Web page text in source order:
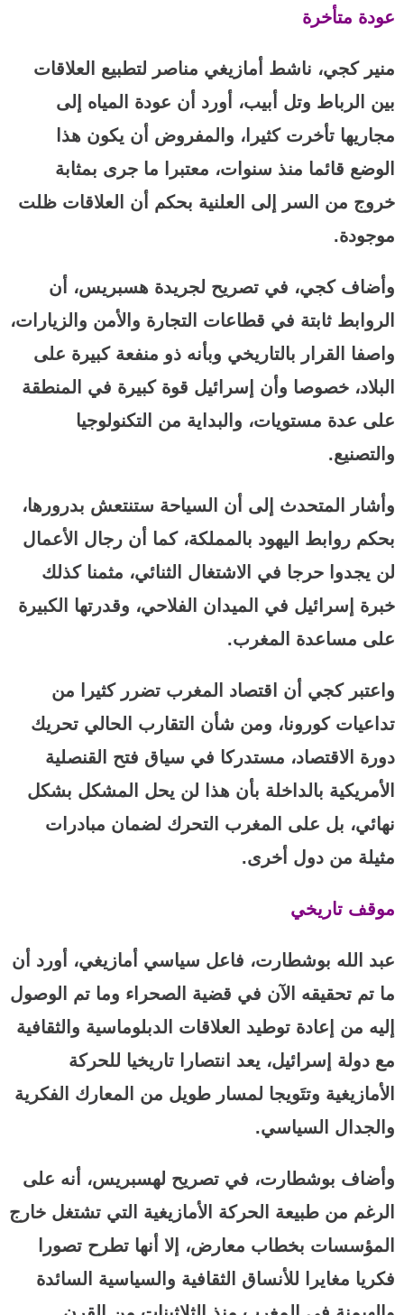
عودة متأخرة
منير كجي، ناشط أمازيغي مناصر لتطبيع العلاقات
بين الرباط وتل أبيب، أورد أن عودة المياه إلى
مجاريها تأخرت كثيرا، والمفروض أن يكون هذا
الوضع قائما منذ سنوات، معتبرا ما جرى بمثابة
خروج من السر إلى العلنية بحكم أن العلاقات ظلت
موجودة.
وأضاف كجي، في تصريح لجريدة هسبريس، أن
الروابط ثابتة في قطاعات التجارة والأمن والزيارات،
واصفا القرار بالتاريخي وبأنه ذو منفعة كبيرة على
البلاد، خصوصا وأن إسرائيل قوة كبيرة في المنطقة
على عدة مستويات، والبداية من التكنولوجيا
والتصنيع.
وأشار المتحدث إلى أن السياحة ستنتعش بدرورها،
بحكم روابط اليهود بالمملكة، كما أن رجال الأعمال
لن يجدوا حرجا في الاشتغال الثنائي، مثمنا كذلك
خبرة إسرائيل في الميدان الفلاحي، وقدرتها الكبيرة
على مساعدة المغرب.
واعتبر كجي أن اقتصاد المغرب تضرر كثيرا من
تداعيات كورونا، ومن شأن التقارب الحالي تحريك
دورة الاقتصاد، مستدركا في سياق فتح القنصلية
الأمريكية بالداخلة بأن هذا لن يحل المشكل بشكل
نهائي، بل على المغرب التحرك لضمان مبادرات
مثيلة من دول أخرى.
موقف تاريخي
عبد الله بوشطارت، فاعل سياسي أمازيغي، أورد أن
ما تم تحقيقه الآن في قضية الصحراء وما تم الوصول
إليه من إعادة توطيد العلاقات الدبلوماسية والثقافية
مع دولة إسرائيل، يعد انتصارا تاريخيا للحركة
الأمازيغية وتتَويجا لمسار طويل من المعارك الفكرية
والجدال السياسي.
وأضاف بوشطارت، في تصريح لهسبريس، أنه على
الرغم من طبيعة الحركة الأمازيغية التي تشتغل خارج
المؤسسات بخطاب معارض، إلا أنها تطرح تصورا
فكريا مغايرا للأنساق الثقافية والسياسية السائدة